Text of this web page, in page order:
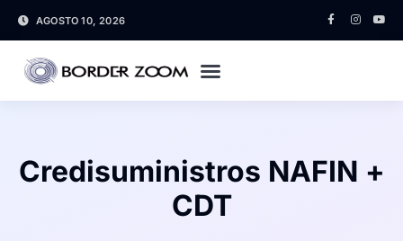
AGOSTO 10, 2026
Credisuministros NAFIN +
CDT